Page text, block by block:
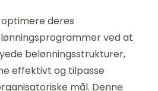
deres
ved at
belønningsstrukturer,
effektivt og tilpasse
mål. Denne